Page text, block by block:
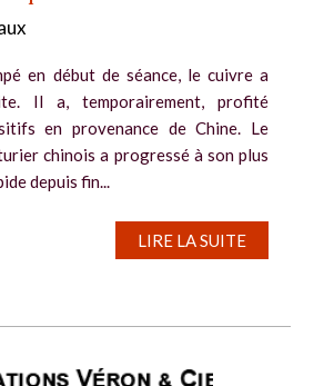
en début de séance, le cuivre a
Il a, temporairement, profité
en provenance de Chine. Le
chinois a progressé à son plus
depuis fin...
LIRE LA SUITE